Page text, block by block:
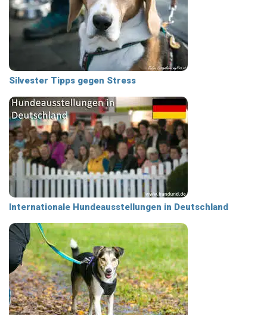
Silvester Tipps gegen Stress
Internationale Hundeausstellungen in Deutschland